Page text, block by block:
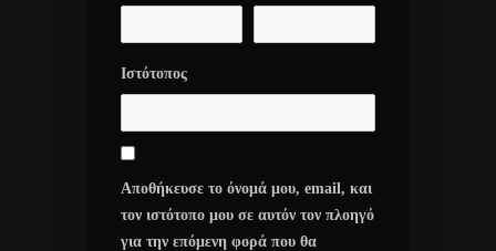
Ιστότοπος
Αποθήκευσε το όνομά μου, email, και
τον ιστότοπο μου σε αυτόν τον πλοηγό
για την επόμενη φορά που θα